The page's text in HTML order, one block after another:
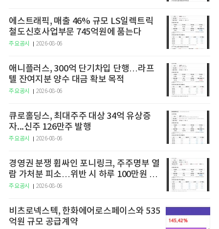
에스트래픽, 매출 46% 규모 LS일렉트릭
철도신호사업부문 745억원에 품는다
주요공시 2026-08-06
애니플러스, 300억 단기차입 단행…라프
텔 잔여지분 양수 대금 확보 목적
주요공시 2026-08-06
큐로홀딩스, 최대주주 대상 34억 유상증
자...신주 126만주 발행
주요공시 2026-08-06
경영권 분쟁 휩싸인 포니링크, 주주명부 열
람 가처분 피소…위반 시 하루 100만원 청
구
주요공시 2026-08-06
비츠로넥스텍, 한화에어로스페이스와 535
억원 규모 공급계약